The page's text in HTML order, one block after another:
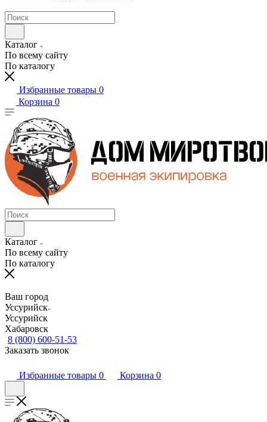
Каталог
По всему сайту
По каталогу
Избранные товары 0
Корзина 0
Каталог
По всему сайту
По каталогу
Ваш город
Уссурийск
Уссурийск
Хабаровск
8 (800) 600-51-53
Заказать звонок
Избранные товары 0 Корзина 0